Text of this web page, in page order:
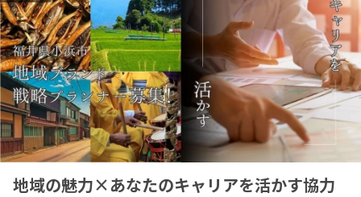
地域の魅力×あなたのキャリアを活かす協力